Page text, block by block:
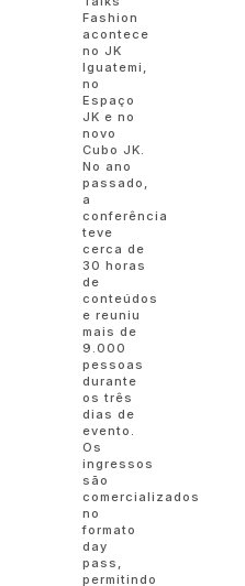
Fashion
acontece
no JK
Iguatemi,
no
Espaço
JK e no
novo
Cubo JK.
No ano
passado,
a
conferência
teve
cerca de
30 horas
de
conteúdos
e reuniu
mais de
9.000
pessoas
durante
os três
dias de
evento.
Os
ingressos
são
comercializados
no
formato
day
pass,
permitindo